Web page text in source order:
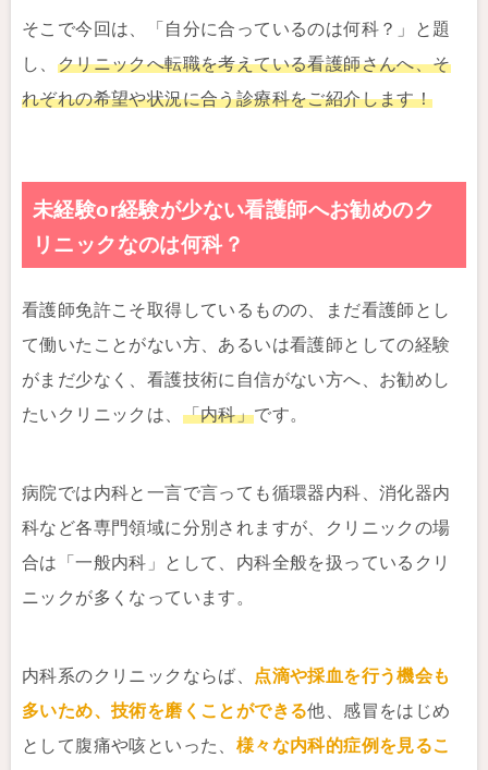
そこで今回は、「自分に合っているのは何科？」と題
し、 クリニックへ転職を考えている看護師さんへ、そ
れぞれの希望や状況に合う診療科をご紹介します！
未経験or経験が少ない看護師へお勧めのク
リニックなのは何科？
看護師免許こそ取得しているものの、まだ看護師とし
て働いたことがない方、あるいは看護師としての経験
がまだ少なく、看護技術に自信がない方へ、お勧めし
たいクリニックは、 「内科」です。
病院では内科と一言で言っても循環器内科、消化器内
科など各専門領域に分別されますが、クリニックの場
合は「一般内科」として、内科全般を扱っているクリ
ニックが多くなっています。
内科系のクリニックならば、
点滴や採血を行う機会も
多いため、技術を磨くことができる他、感冒をはじめ
として腹痛や咳といった、 様々な内科的症例を見るこ